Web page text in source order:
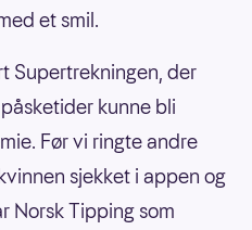
et smil.
Supertrekningen, der
kunne bli
Før vi ringte andre
sjekket i appen og
Norsk Tipping som